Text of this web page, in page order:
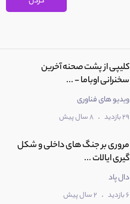
کلیپی از پشت صحنه آخرین
سخنرانی اوباما - ...
ویدیو های فناوری
29 بازدید . 8 سال پیش
مروری بر جنگ های داخلی و شکل
گیری ایالات ...
دال پاد
6 بازدید . 2 سال پیش